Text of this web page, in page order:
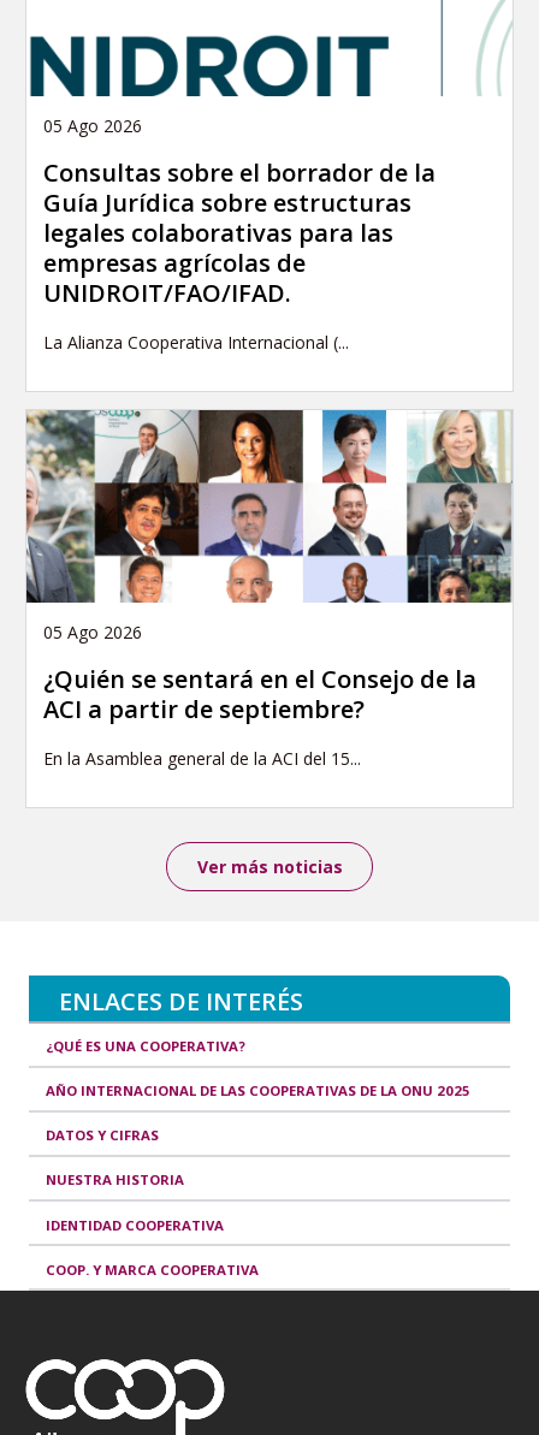
05 Ago 2026
Consultas sobre el borrador de la
Guía Jurídica sobre estructuras
legales colaborativas para las
empresas agrícolas de
UNIDROIT/FAO/IFAD.
La Alianza Cooperativa Internacional (...
05 Ago 2026
¿Quién se sentará en el Consejo de la
ACI a partir de septiembre?
En la Asamblea general de la ACI del 15...
Ver más noticias
ENLACES DE INTERÉS
¿QUÉ ES UNA COOPERATIVA?
AÑO INTERNACIONAL DE LAS COOPERATIVAS DE LA ONU 2025
DATOS Y CIFRAS
NUESTRA HISTORIA
IDENTIDAD COOPERATIVA
COOP. Y MARCA COOPERATIVA